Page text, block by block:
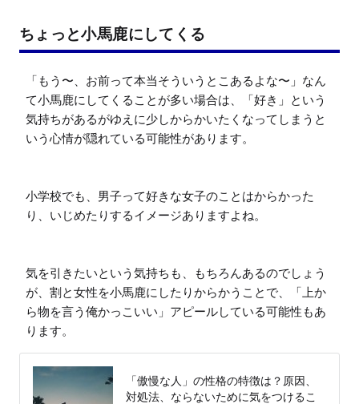
ちょっと小馬鹿にしてくる
「もう〜、お前って本当そういうとこあるよな〜」なん
て小馬鹿にしてくることが多い場合は、「好き」という
気持ちがあるがゆえに少しからかいたくなってしまうと
いう心情が隠れている可能性があります。
小学校でも、男子って好きな女子のことはからかった
り、いじめたりするイメージありますよね。
気を引きたいという気持ちも、もちろんあるのでしょう
が、割と女性を小馬鹿にしたりからかうことで、「上か
ら物を言う俺かっこいい」アピールしている可能性もあ
ります。
「傲慢な人」の性格の特徴は？原因、
対処法、ならないために気をつけるこ